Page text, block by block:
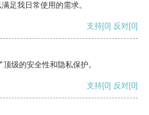
足我日常使用的需求。
支持[0] 反对[0]
级的安全性和隐私保护。
支持[0] 反对[0]